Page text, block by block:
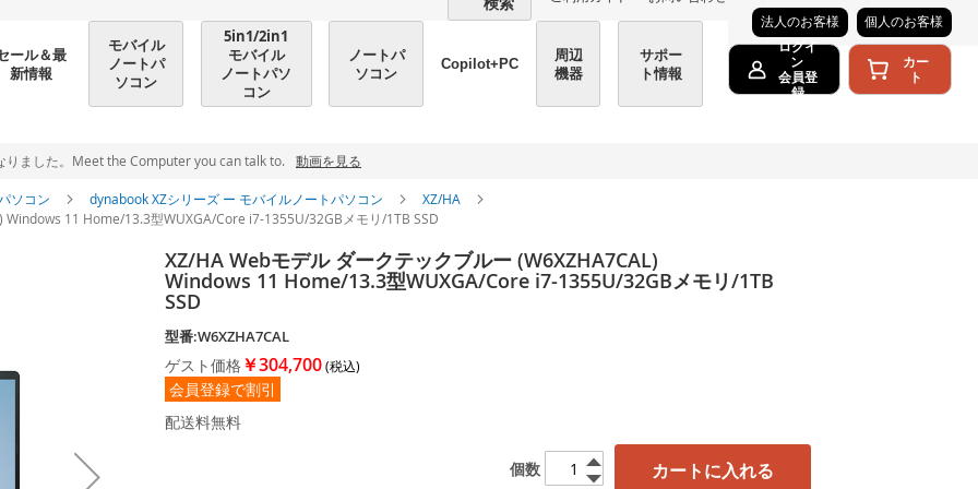
法人のお客様
個人のお客様
ール＆最
新情報
モバイル
ノートパ
ソコン
5in1/2in1
モバイル
ノートパソ
コン
ノートパ
ソコン
Copilot+PC
周辺
機器
サポー
ト情報
ログイ
ン
会員登
録
カー
ト
りました。Meet the Computer you can talk to. 動画を見る
ソコン dynabook XZシリーズ ー モバイルノートパソコン
XZ/HA
Windows 11 Home/13.3型WUXGA/Core i7-1355U/32GBメモリ/1TB SSD
XZ/HA Webモデル ダークテックブルー (W6XZHA7CAL)
Windows 11 Home/13.3型WUXGA/Core i7-1355U/32GBメモリ/1TB
SSD
型番:W6XZHA7CAL
ゲスト価格 ￥304,700
会員登録で割引
配送料無料
個数 カートに入れる